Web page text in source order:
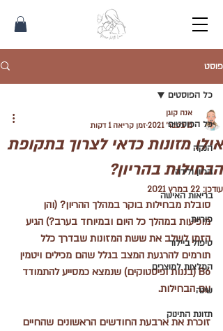
פוסט
כל הפוסטים
הנקה
הריון ולידה
בריאות האישה
פוריות
טיפול ביילוד
המלצות למוצרים
שינה
תזונת התינוק
כל הפוסטים
אילו מזונות כדאי לצרוך בתקופת
הבחילות בהריון?
אנה קוגן
11 בפבר׳ 2021
זמן קריאה 1 דקות
עודכן: 22 במרץ 2021
סובלת מבחילות בוקר במהלך ההריון? (והן
מופיעות במהלך כל היום ובמיוחד בערב?) הגיע
הזמן לשלב את ששת המזונות שבדרך כלל
תורמים להרגעת המצב בגלל שהם מכילים ויטמין
B6 (בננות ופיסטוקים) שנמצא כמסייע להתמודד
עם הבחילות.
זוכרת את ארבעת החודשים הראשונים שהחיים